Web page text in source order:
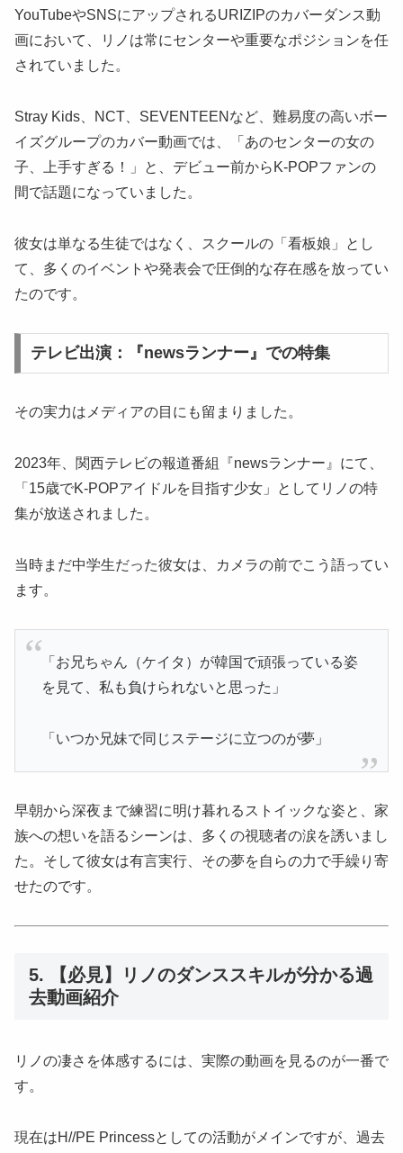
YouTubeやSNSにアップされるURIZIPのカバーダンス動
画において、リノは常にセンターや重要なポジションを任
されていました。
Stray Kids、NCT、SEVENTEENなど、難易度の高いボー
イズグループのカバー動画では、「あのセンターの女の
子、上手すぎる！」と、デビュー前からK-POPファンの
間で話題になっていました。
彼女は単なる生徒ではなく、スクールの「看板娘」とし
て、多くのイベントや発表会で圧倒的な存在感を放ってい
たのです。
テレビ出演：『newsランナー』での特集
その実力はメディアの目にも留まりました。
2023年、関西テレビの報道番組『newsランナー』にて、
「15歳でK-POPアイドルを目指す少女」としてリノの特
集が放送されました。
当時まだ中学生だった彼女は、カメラの前でこう語ってい
ます。
「お兄ちゃん（ケイタ）が韓国で頑張っている姿
を見て、私も負けられないと思った」
「いつか兄妹で同じステージに立つのが夢」
早朝から深夜まで練習に明け暮れるストイックな姿と、家
族への想いを語るシーンは、多くの視聴者の涙を誘いまし
た。そして彼女は有言実行、その夢を自らの力で手繰り寄
せたのです。
5. 【必見】リノのダンススキルが分かる過
去動画紹介
リノの凄さを体感するには、実際の動画を見るのが一番で
す。
現在はH//PE Princessとしての活動がメインですが、過去